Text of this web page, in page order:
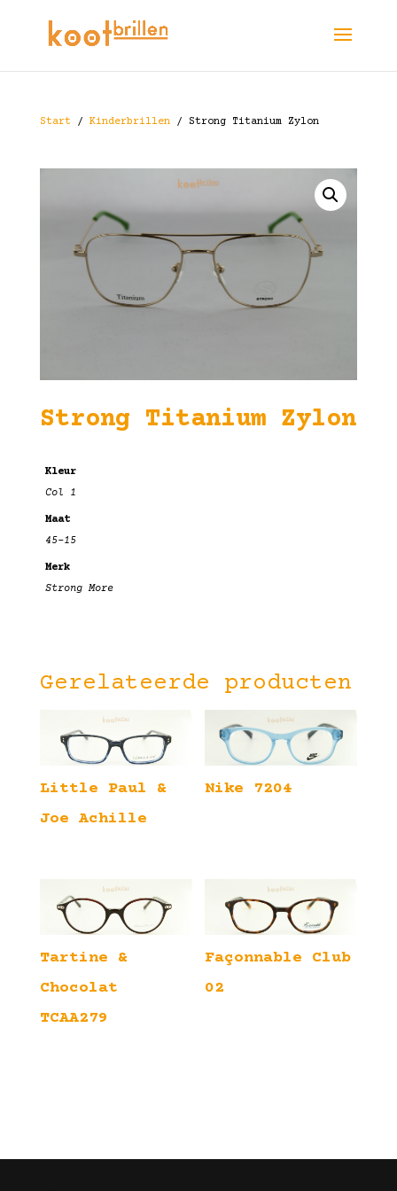
Start/ Kinderbrillen/ Strong Titanium Zylon
Strong Titanium Zylon
Kleur
Col 1
Maat
45-15
Merk
Strong More
Gerelateerde producten
Little Paul &
Joe Achille
Nike 7204
Tartine &
Chocolat
TCAA279
Façonnable Club
02